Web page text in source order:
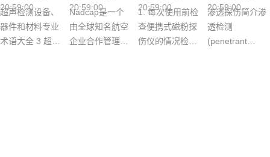
20:59:00
超声检测设备、
器件和材料专业
术语大全 3 超声
20:59:00
Nadcap是一个
由全球知名航空
企业合作管理的
20:59:00
1. 每次使用前检
查便携式磁粉探
伤仪的情况检查
20:59:00
渗透探伤简介渗
透检测
(penetrant